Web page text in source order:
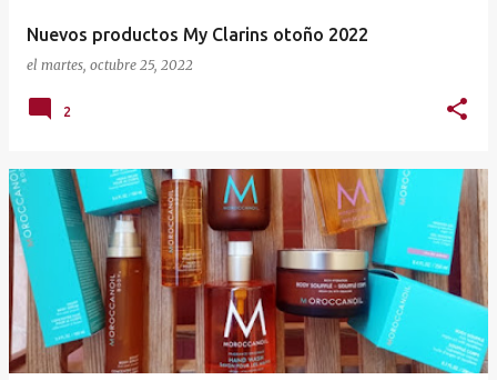
Nuevos productos My Clarins otoño 2022
el martes, octubre 25, 2022
2